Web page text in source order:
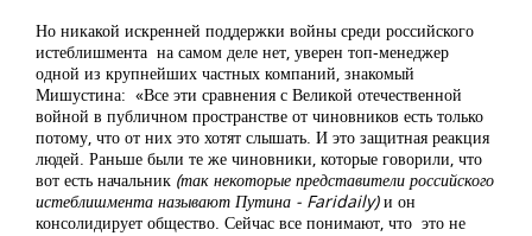
Но никакой искренней поддержки войны среди российского
истеблишмента на самом деле нет, уверен топ-менеджер
одной из крупнейших частных компаний, знакомый
Мишустина: «Все эти сравнения с Великой отечественной
войной в публичном пространстве от чиновников есть только
потому, что от них это хотят слышать. И это защитная реакция
людей. Раньше были те же чиновники, которые говорили, что
вот есть начальник (так некоторые представители российского
истеблишмента называют Путина - Faridaily)и он
консолидирует общество. Сейчас все понимают, что это не